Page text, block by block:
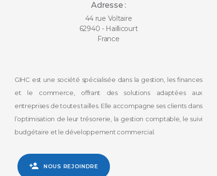
Adresse :
44 rue Voltaire
62940 - Haillicourt
France
GIHC est une société spécialisée dans la gestion, les finances
et le commerce, offrant des solutions adaptées aux
entreprises de toutes tailles. Elle accompagne ses clients dans
l’optimisation de leur trésorerie, la gestion comptable, le suivi
budgétaire et le développement commercial.
NOUS REJOINDRE